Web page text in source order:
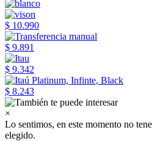
$ 10.990
$ 9.891
$ 9.342
$ 8.243
×
Lo sentimos, en este momento no
elegido.